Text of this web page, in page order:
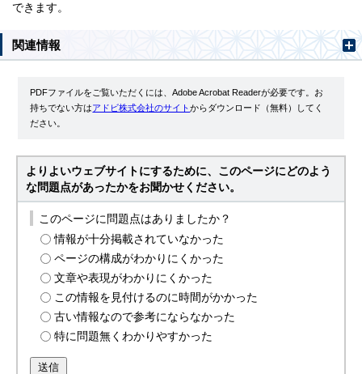
できます。
関連情報
PDFファイルをご覧いただくには、Adobe Acrobat Readerが必要です。お
持ちでない方はアドビ株式会社のサイトからダウンロード（無料）してく
ださい。
よりよいウェブサイトにするために、このページにどのよう
な問題点があったかをお聞かせください。
このページに問題点はありましたか？
情報が十分掲載されていなかった
ページの構成がわかりにくかった
文章や表現がわかりにくかった
この情報を見付けるのに時間がかかった
古い情報なので参考にならなかった
特に問題無くわかりやすかった
送信